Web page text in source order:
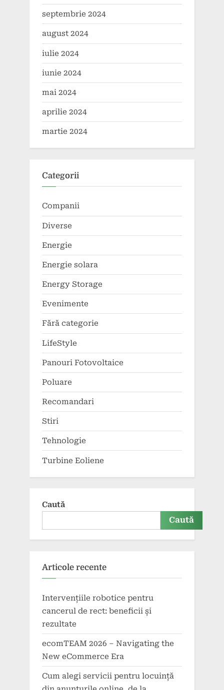
septembrie 2024
august 2024
iulie 2024
iunie 2024
mai 2024
aprilie 2024
martie 2024
Categorii
Companii
Diverse
Energie
Energie solara
Energy Storage
Evenimente
Fără categorie
LifeStyle
Panouri Fotovoltaice
Poluare
Recomandari
Stiri
Tehnologie
Turbine Eoliene
Caută
Caută
Articole recente
Intervențiile robotice pentru
cancerul de rect: beneficii și
rezultate
ecomTEAM 2026 – Navigating the
New eCommerce Era
Cum alegi servicii pentru locuință